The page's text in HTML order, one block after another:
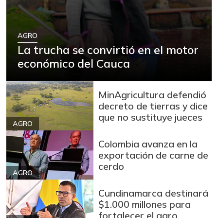
Arroz
12/09/2023
$ 2.180,00
+88,05%
Arroz blanco
12/09/2023
$ 3.995,50
+53,54%
Arroz blanco en
bulto
12/09/2023
Arroz blanco
importado
07/25/2026
$ 3.283,00
Arroz de primera
07/25/2026
$ 3.494,15
Arroz de segunda
07/25/2026
$ 3.162,00
-0,53%
AGRO
La trucha se convirtió en el motor
económico del Cauca
AGRO
MinAgricultura defendió
decreto de tierras y dice
que no sustituye jueces
AGRO
Colombia avanza en la
exportación de carne de
cerdo
Cundinamarca destinará
$1.000 millones para
fortalecer el agro